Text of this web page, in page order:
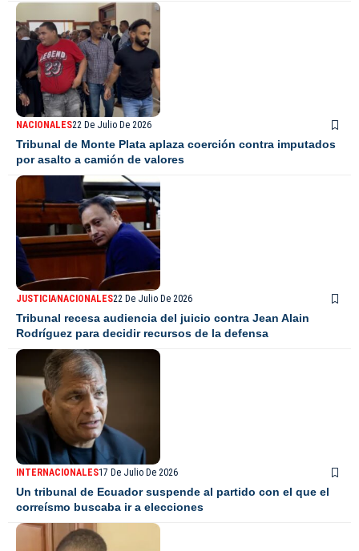
NACIONALES22 De Julio De 2026
Tribunal de Monte Plata aplaza coerción contra imputados
por asalto a camión de valores
JUSTICIANACIONALES22 De Julio De 2026
Tribunal recesa audiencia del juicio contra Jean Alain
Rodríguez para decidir recursos de la defensa
INTERNACIONALES17 De Julio De 2026
Un tribunal de Ecuador suspende al partido con el que el
correísmo buscaba ir a elecciones